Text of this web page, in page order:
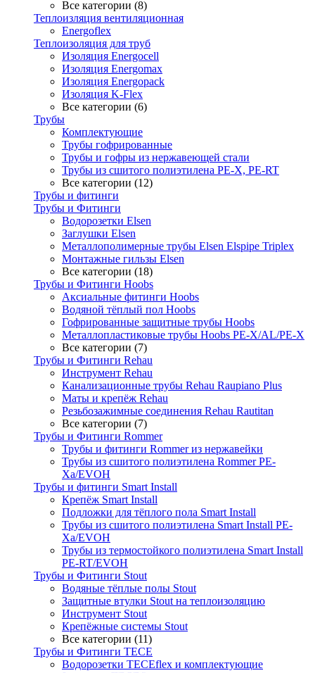
Все категории (8)
Теплоизляция вентиляционная
Energoflex
Теплоизоляция для труб
Изоляция Energocell
Изоляция Energomax
Изоляция Energopack
Изоляция K-Flex
Все категории (6)
Трубы
Комплектующие
Трубы гофрированные
Трубы и гофры из нержавеющей стали
Трубы из сшитого полиэтилена PE-X, PE-RT
Все категории (12)
Трубы и фитинги
Трубы и Фитинги
Водорозетки Elsen
Заглушки Elsen
Металлополимерные трубы Elsen Elspipe Triplex
Монтажные гильзы Elsen
Все категории (18)
Трубы и Фитинги Hoobs
Аксиальные фитинги Hoobs
Водяной тёплый пол Hoobs
Гофрированные защитные трубы Hoobs
Металлопластиковые трубы Hoobs PE-X/AL/PE-X
Все категории (7)
Трубы и Фитинги Rehau
Инструмент Rehau
Канализационные трубы Rehau Raupiano Plus
Маты и крепёж Rehau
Резьбозажимные соединения Rehau Rautitan
Все категории (7)
Трубы и Фитинги Rommer
Трубы и фитинги Rommer из нержавейки
Трубы из сшитого полиэтилена Rommer PE-
Xa/EVOH
Трубы и фитинги Smart Install
Крепёж Smart Install
Подложки для тёплого пола Smart Install
Трубы из сшитого полиэтилена Smart Install PE-
Xa/EVOH
Трубы из термостойкого полиэтилена Smart Install
PE-RT/EVOH
Трубы и Фитинги Stout
Водяные тёплые полы Stout
Защитные втулки Stout на теплоизоляцию
Инструмент Stout
Крепёжные системы Stout
Все категории (11)
Трубы и Фитинги TECE
Водорозетки TECEflex и комплектующие